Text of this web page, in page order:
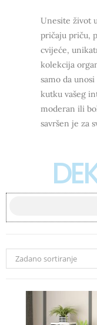
Unesite život
pričaju priču,
cvijeće,
kolekcija
samo da
kutku vašeg
moderan ili
savršen je za
Zadano sortiranje